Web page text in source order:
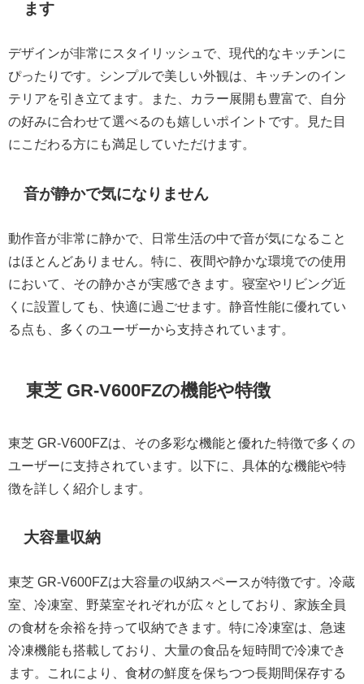
ます
デザインが非常にスタイリッシュで、現代的なキッチンに
ぴったりです。シンプルで美しい外観は、キッチンのイン
テリアを引き立てます。また、カラー展開も豊富で、自分
の好みに合わせて選べるのも嬉しいポイントです。見た目
にこだわる方にも満足していただけます。
音が静かで気になりません
動作音が非常に静かで、日常生活の中で音が気になること
はほとんどありません。特に、夜間や静かな環境での使用
において、その静かさが実感できます。寝室やリビング近
くに設置しても、快適に過ごせます。静音性能に優れてい
る点も、多くのユーザーから支持されています。
東芝 GR-V600FZの機能や特徴
東芝 GR-V600FZは、その多彩な機能と優れた特徴で多くの
ユーザーに支持されています。以下に、具体的な機能や特
徴を詳しく紹介します。
大容量収納
東芝 GR-V600FZは大容量の収納スペースが特徴です。冷蔵
室、冷凍室、野菜室それぞれが広々としており、家族全員
の食材を余裕を持って収納できます。特に冷凍室は、急速
冷凍機能も搭載しており、大量の食品を短時間で冷凍でき
ます。これにより、食材の鮮度を保ちつつ長期間保存する